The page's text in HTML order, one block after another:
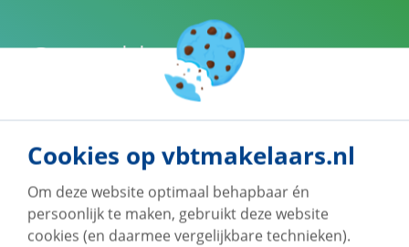
Onze klanten geven
ons een 9!
Bij vb&t Makelaars staan jouw wensen altijd
voorop. Daarom worden we door onze klanten
beoordeeld met een8,7Benieuwd waarom? Bekijk
de beoordelingen.
Cookies op vbtmakelaars.nl
Om deze website optimaal behapbaar én
persoonlijk te maken, gebruikt deze website
cookies (en daarmee vergelijkbare technieken).